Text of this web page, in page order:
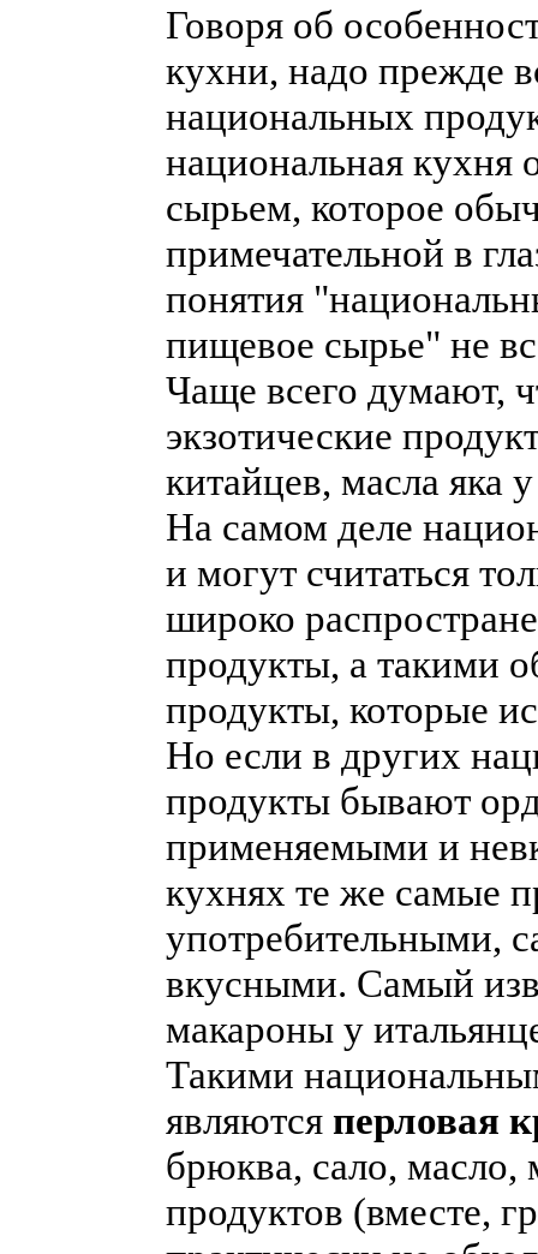
Говоря об
кухни, надо прежде
национальных
национальная
сырьем, которое
примечательной в
понятия
пищевое сырье" не
Чаще всего думают,
экзотические
китайцев, масла яка
На самом деле
и могут считаться
широко
продукты, а такими
продукты, которые
Но если в других
продукты бывают
применяемыми и
кухнях те же самые
употребительными,
вкусными. Самый
макароны у
Такими
являются перловая
брюква, сало, масло,
продуктов (вместе,